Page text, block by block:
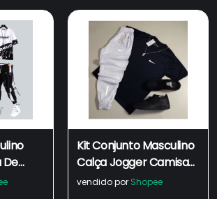
De
Kit Conjunto Masculino
Calça Jogger Camisa
Masculina Refletiva
vendido por Shopee